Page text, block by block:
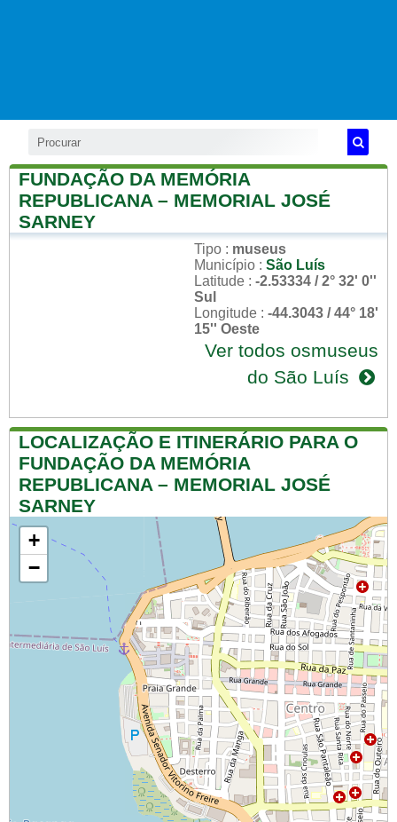
FUNDAÇÃO DA MEMÓRIA
REPUBLICANA – MEMORIAL JOSÉ
SARNEY
Tipo : museus
Município : São Luís
Latitude : -2.53334 / 2° 32' 0''
Sul
Longitude : -44.3043 / 44° 18'
15'' Oeste
Ver todos osmuseus
do São Luís
LOCALIZAÇÃO E ITINERÁRIO PARA O
FUNDAÇÃO DA MEMÓRIA
REPUBLICANA – MEMORIAL JOSÉ
SARNEY
+
−